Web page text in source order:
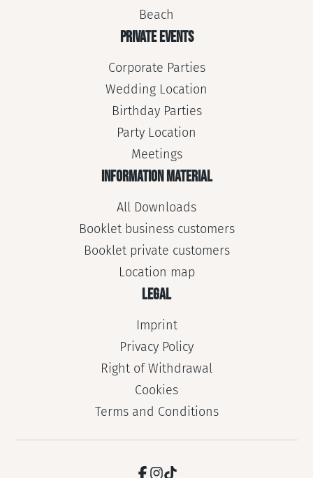
Beach
PRIVATE EVENTS
Corporate Parties
Wedding Location
Birthday Parties
Party Location
Meetings
INFORMATION MATERIAL
All Downloads
Booklet business customers
Booklet private customers
Location map
LEGAL
Imprint
Privacy Policy
Right of Withdrawal
Cookies
Terms and Conditions